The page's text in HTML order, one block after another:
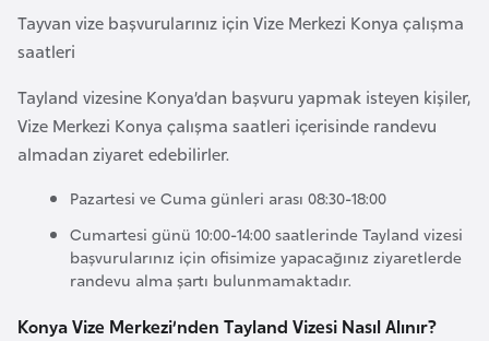
Tayvan vize başvurularınız için Vize Merkezi Konya çalışma
saatleri
Tayland vizesine Konya’dan başvuru yapmak isteyen kişiler,
Vize Merkezi Konya çalışma saatleri içerisinde randevu
almadan ziyaret edebilirler.
Pazartesi ve Cuma günleri arası 08:30-18:00
Cumartesi günü 10:00-14:00 saatlerinde Tayland vizesi
başvurularınız için ofisimize yapacağınız ziyaretlerde
randevu alma şartı bulunmamaktadır.
Konya Vize Merkezi’nden Tayland Vizesi Nasıl Alınır?
r
s
e
k
r